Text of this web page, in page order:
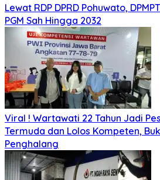
Lewat RDP DPRD Pohuwato,
PGM Sah Hingga 2032
Viral ! Wartawati 22 Tahun Jadi
Termuda dan Lolos Kompeten,
Penghalang